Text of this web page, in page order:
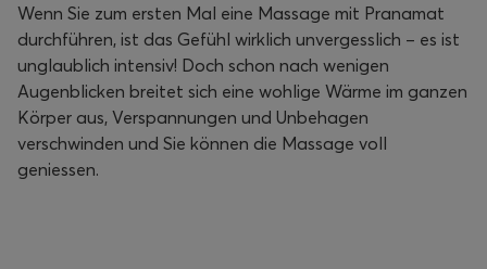
Wenn Sie zum ersten Mal eine Massage mit Pranamat
durchführen, ist das Gefühl wirklich unvergesslich – es ist
unglaublich intensiv! Doch schon nach wenigen
Augenblicken breitet sich eine wohlige Wärme im ganzen
Körper aus, Verspannungen und Unbehagen
verschwinden und Sie können die Massage voll
geniessen.